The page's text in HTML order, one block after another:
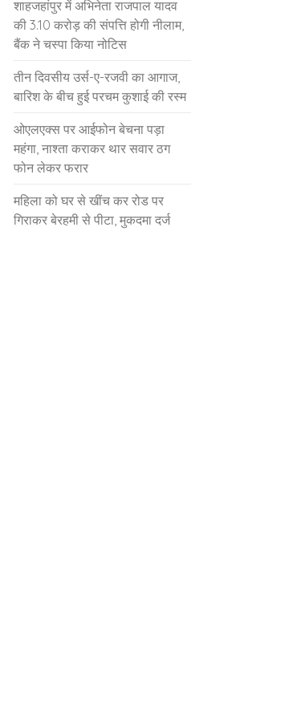
शाहजहांपुर में अभिनेता राजपाल यादव
की 3.10 करोड़ की संपत्ति होगी नीलाम,
बैंक ने चस्पा किया नोटिस
तीन दिवसीय उर्स-ए-रजवी का आगाज,
बारिश के बीच हुई परचम कुशाई की रस्म
ओएलएक्स पर आईफोन बेचना पड़ा
महंगा, नाश्ता कराकर थार सवार ठग
फोन लेकर फरार
महिला को घर से खींच कर रोड पर
गिराकर बेरहमी से पीटा, मुकदमा दर्ज